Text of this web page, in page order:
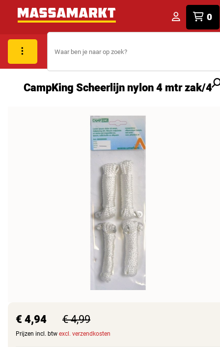
0
CampKing Scheerlijn nylon 4 mtr zak/4
€ 4,94 € 4,99
Prijzen incl. btw excl. verzendkosten